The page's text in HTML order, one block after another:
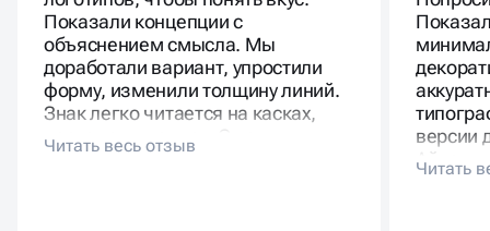
Показали концепции с
объяснением смысла. Мы
доработали вариант, упростили
форму, изменили толщину линий.
Знак легко читается на касках,
чертежах, письмах. С новым
логотипом компания выглядит
версии